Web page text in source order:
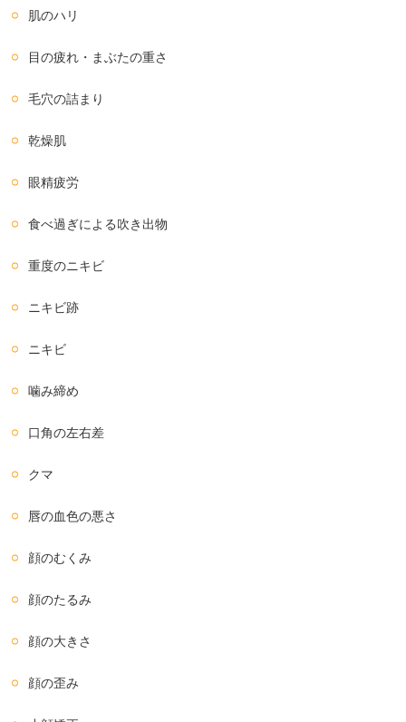
肌のハリ
目の疲れ・まぶたの重さ
毛穴の詰まり
乾燥肌
眼精疲労
食べ過ぎによる吹き出物
重度のニキビ
ニキビ跡
ニキビ
噛み締め
口角の左右差
クマ
唇の血色の悪さ
顔のむくみ
顔のたるみ
顔の大きさ
顔の歪み